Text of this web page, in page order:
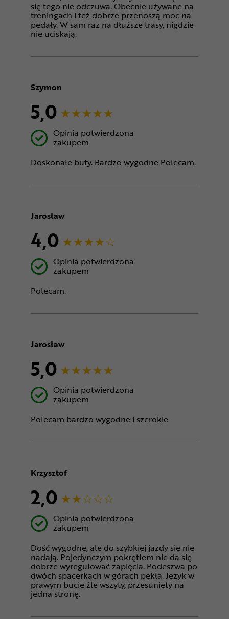
się tego nie odczuwa. Obecnie używane na
treningach i też dobrze przenoszą moc na
pedały. W sam raz na dłuższe trasy, nigdzie
nie uciskają.
Szymon
5,0
Opinia potwierdzona
zakupem
Doskonałe buty. Bardzo wygodne Polecam.
Jarosław
4,0
Opinia potwierdzona
zakupem
Polecam.
Jarosław
5,0
Opinia potwierdzona
zakupem
Polecam bardzo wygodne i szerokie
Krzysztof
2,0
Opinia potwierdzona
zakupem
Dość wygodne, ale do szybkiej jazdy się nie
nadają. Pojedynczym pokrętłem nie da się
dobrze wyregulować zapięcia. Podeszwa po
dwóch spacerkach w górach pękła. Język w
prawym bucie źle wszyty, przesunięty na
jedna stronę.